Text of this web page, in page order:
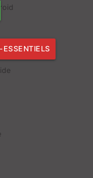
ESSENTIELS